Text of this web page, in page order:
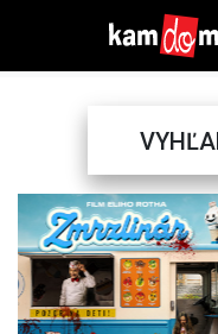
Previous